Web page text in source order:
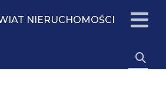
NIERUCHOMOŚCI